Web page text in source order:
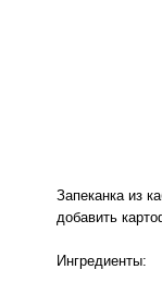
Запеканка из
добавить
Ингредиенты: